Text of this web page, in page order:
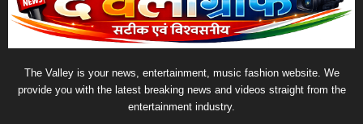
The Valley is your news, entertainment, music fashion website. We
provide you with the latest breaking news and videos straight from the
entertainment industry.